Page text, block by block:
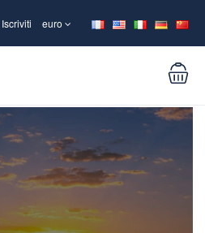
Iscriviti euro